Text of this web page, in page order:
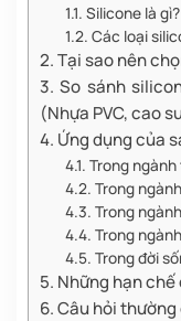
1.1. Silicone là gì?
1.2. Các loại
2. Tại sao nên
3. So sánh
(Nhựa PVC, cao
4. Ứng dụng của
4.1. Trong
4.2. Trong
4.3. Trong
4.4. Trong
4.5. Trong đời
5. Những hạn
6. Câu hỏi thường